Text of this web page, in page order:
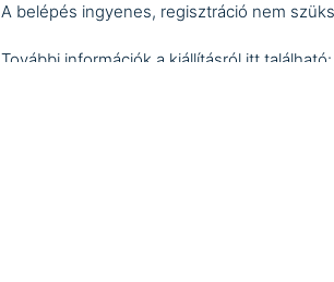
A belépés ingyenes, regisztráció nem
További információk a kiállításról itt található: